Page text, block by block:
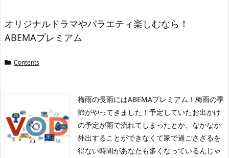
オリジナルドラマやバラエティ楽しむなら！
ABEMAプレミアム
Contents
梅雨の長雨にはABEMAプレミアム！ 梅雨の季
節がやってきました！ 予定していたお出かけ
の予定が雨で流れてしまったとか、なかなか
外出することができなくて家で過ごさざるを
得ない時間があなたも多くなっているんじゃ